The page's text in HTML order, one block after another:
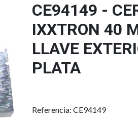
CE94149 -
IXXTRON 40
LLAVE
PLATA
Referencia: CE94149